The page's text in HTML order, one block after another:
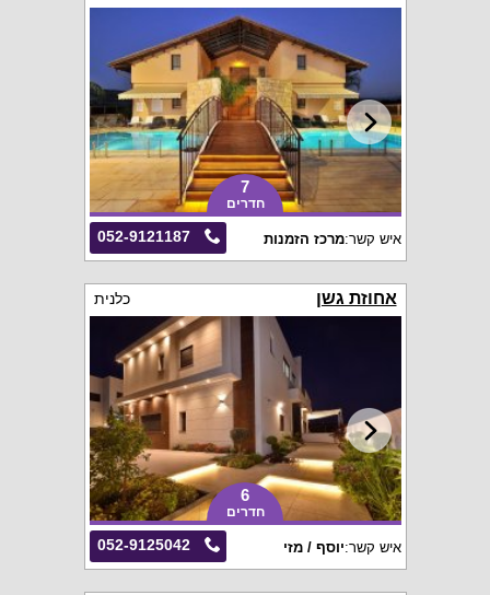
7
חדרים
052-9121187 איש קשר:מרכז הזמנות
אחוזת גשן כלנית
6
חדרים
052-9125042 איש קשר:יוסף / מזי